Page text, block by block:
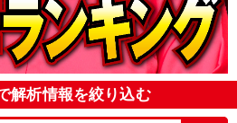
解析情報を絞り込む